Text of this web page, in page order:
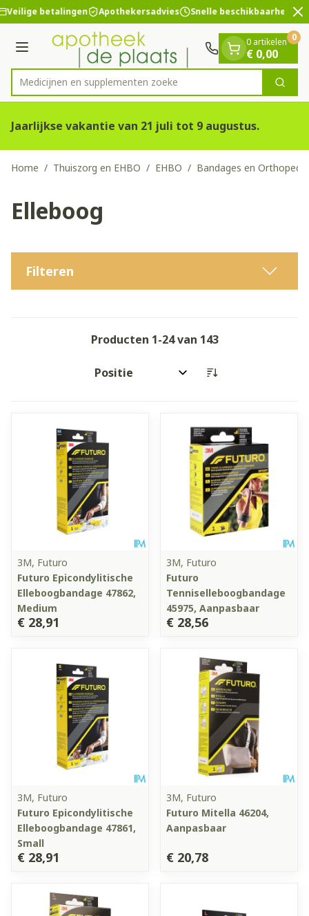
Ga naar de inhoud
2 van 2
Veilige betalingen Apothekersadvies Snelle beschikbaarheid
Menu
Product, merk, categorie...
Medicijnen en Zoek
0 artikelen
€ 0,00
0
Jaarlijkse vakantie van 21 juli tot 9 augustus.
Home / Thuiszorg en EHBO / EHBO / Bandages en
Elleboog
Filteren
Producten 1-24van 143
Sorteer op:
3M, Futuro
Futuro Epicondylitische
Elleboogbandage 47862,
Medium
€ 28,91
3M, Futuro
Futuro
Tenniselleboogbandage
45975, Aanpasbaar
€ 28,56
3M, Futuro
Futuro Epicondylitische
Elleboogbandage 47861,
Small
€ 28,91
3M, Futuro
Futuro Mitella 46204,
Aanpasbaar
€ 20,78